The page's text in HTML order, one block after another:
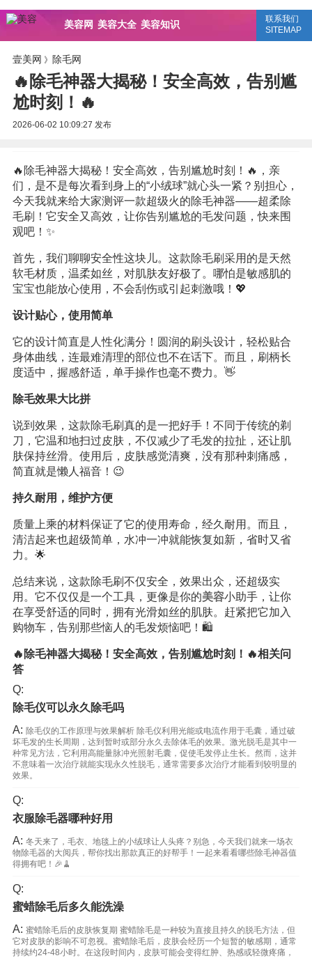
美容网 美容大全 美容知识
联系我们
SITEMAP
壹美网 》 除毛网
🔥除毛神器大揭秘！安全高效，告别尴
尬时刻！🔥
2026-06-02 10:09:27 发布
🔥除毛神器大揭秘！安全高效，告别尴尬时刻！🔥，亲
们，是不是每次看到身上的“小绒球”就心头一紧？别担心，
今天我就来给大家测评一款超级火的除毛神器——超柔除
毛刷！它安全又高效，让你告别尴尬的毛发问题，快来围
观吧！✨
首先，我们聊聊安全性这块儿。这款除毛刷采用的是天然
软毛材质，温柔如丝，对肌肤友好极了。哪怕是敏感肌的
宝宝也能放心使用，不会刮伤或引起刺激哦！💖
设计贴心，使用简单
它的设计简直是人性化满分！圆润的刷头设计，轻松贴合
身体曲线，连最难清理的部位也不在话下。而且，刷柄长
度适中，握感舒适，单手操作也毫不费力。👋
除毛效果大比拼
说到效果，这款除毛刷真的是一把好手！不同于传统的剃
刀，它温和地扫过皮肤，不仅减少了毛发的拉扯，还让肌
肤保持丝滑。使用后，皮肤感觉清爽，没有那种刺痛感，
简直就是懒人福音！😉
持久耐用，维护方便
质量上乘的材料保证了它的使用寿命，经久耐用。而且，
清洁起来也超级简单，水冲一冲就能恢复如新，省时又省
力。🌟
总结来说，这款除毛刷不仅安全，效果出众，还超级实
用。它不仅仅是一个工具，更像是你的美容小助手，让你
在享受舒适的同时，拥有光滑如丝的肌肤。赶紧把它加入
购物车，告别那些恼人的毛发烦恼吧！🛍️
🔥除毛神器大揭秘！安全高效，告别尴尬时刻！🔥相关问
答
Q:
除毛仪可以永久除毛吗
A: 除毛仪的工作原理与效果解析 除毛仪利用光能或电流作用于毛囊，通过破
坏毛发的生长周期，达到暂时或部分永久去除体毛的效果。激光脱毛是其中一
种常见方法，它利用高能量脉冲光照射毛囊，促使毛发停止生长。然而，这并
不意味着一次治疗就能实现永久性脱毛，通常需要多次治疗才能看到较明显的
效果。
Q:
衣服除毛器哪种好用
A: 冬天来了，毛衣、地毯上的小绒球让人头疼？别急，今天我们就来一场衣
物除毛器的大阅兵，帮你找出那款真正的好帮手！一起来看看哪些除毛神器值
得拥有吧！🎉🧹
Q:
蜜蜡除毛后多久能洗澡
A: 蜜蜡除毛后的皮肤恢复期 蜜蜡除毛是一种较为直接且持久的脱毛方法，但
它对皮肤的影响不可忽视。蜜蜡除毛后，皮肤会经历一个短暂的敏感期，通常
持续约24-48小时。在这段时间内，皮肤可能会变得红肿、热感或轻微疼痛，